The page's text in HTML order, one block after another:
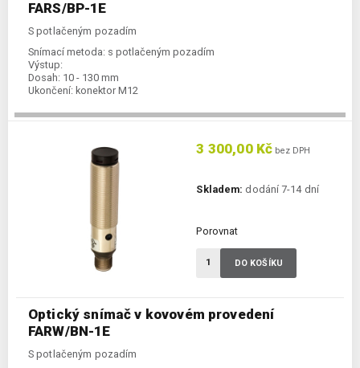
FARS/BP-1E
S potlačeným pozadím
Snímací metoda: s potlačeným pozadím
Výstup:
Dosah: 10 - 130 mm
Ukončení: konektor M12
Optický snímač v kovovém provedení
FARW/BN-1E
S potlačeným pozadím
3 300,00 Kč bez DPH
Skladem: dodání 7-14 dní
Porovnat
DO KOŠÍKU